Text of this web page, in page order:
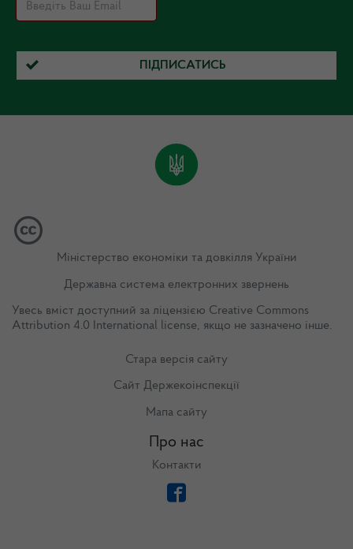
ПІДПИСАТИСЬ
Міністерство економіки та довкілля України
Державна система електронних звернень
Увесь вміст доступний за ліцензією Creative Commons
Attribution 4.0 International license, якщо не зазначено інше.
Стара версія сайту
Сайт Держекоінспекції
Мапа сайту
Про нас
Контакти